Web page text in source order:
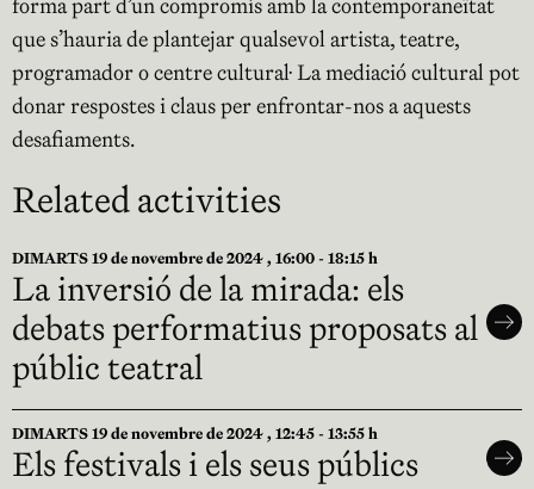
que s’hauria de plantejar qualsevol artista, teatre,
programador o centre cultural. La mediació cultural pot
donar respostes i claus per enfrontar-nos a aquests
desafiaments.
Related activities
DIMARTS 19 de novembre de 2024 , 16:00 - 18:15 h
La inversió de la mirada: els
debats performatius proposats al
públic teatral
DIMARTS 19 de novembre de 2024 , 12:45 - 13:55 h
Els festivals i els seus públics